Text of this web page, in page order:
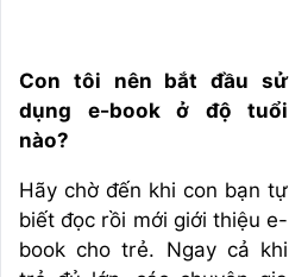
Con tôi nên bắt đầu sử
dụng e-book ở độ tuổi
nào?
Hãy chờ đến khi con bạn tự
biết đọc rồi mới giới thiệu e-
book cho trẻ. Ngay cả khi